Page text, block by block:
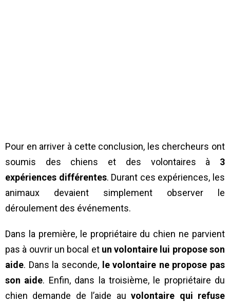
Pour en arriver à cette conclusion, les chercheurs ont
soumis des chiens et des volontaires à 3
expériences différentes. Durant ces expériences, les
animaux devaient simplement observer le
déroulement des événements.
Dans la première, le propriétaire du chien ne parvient
pas à ouvrir un bocal et un volontaire lui propose son
aide. Dans la seconde, le volontaire ne propose pas
son aide. Enfin, dans la troisième, le propriétaire du
chien demande de l’aide auvolontaire qui refuse